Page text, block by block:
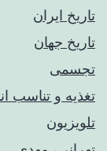
تاریخ ایران
تاریخ جهان
تجسمی
تغذیه و تناسب
تلویزیون